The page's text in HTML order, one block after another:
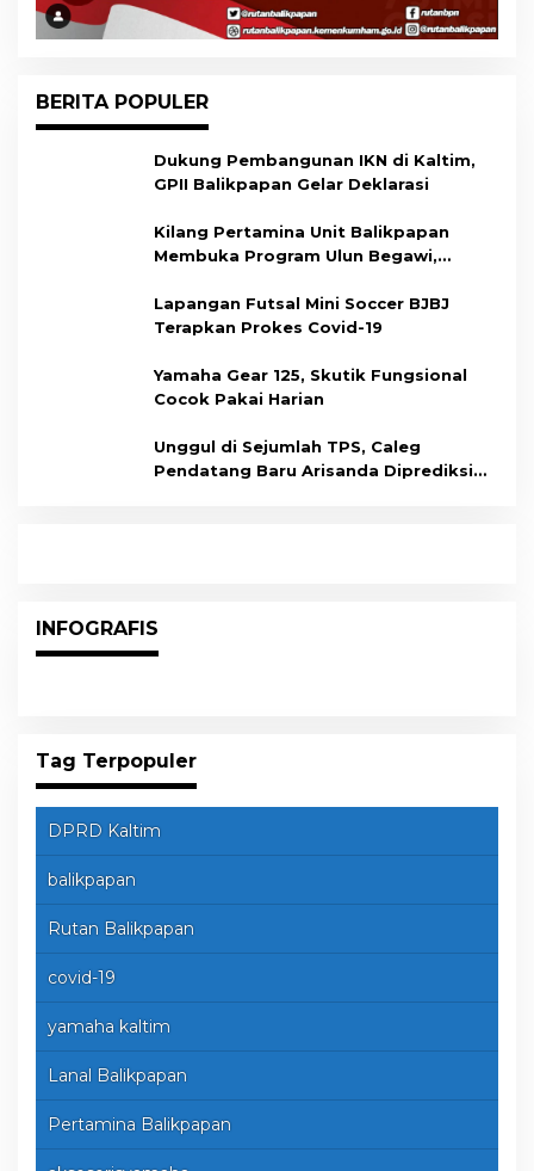
BERITA POPULER
Dukung Pembangunan IKN di Kaltim,
GPII Balikpapan Gelar Deklarasi
Kilang Pertamina Unit Balikpapan
Membuka Program Ulun Begawi,
Lapangan Futsal Mini Soccer BJBJ
Terapkan Prokes Covid-19
Yamaha Gear 125, Skutik Fungsional
Cocok Pakai Harian
Unggul di Sejumlah TPS, Caleg
Pendatang Baru Arisanda Diprediksi
INFOGRAFIS
Tag Terpopuler
DPRD Kaltim
balikpapan
Rutan Balikpapan
covid-19
yamaha kaltim
Lanal Balikpapan
Pertamina Balikpapan